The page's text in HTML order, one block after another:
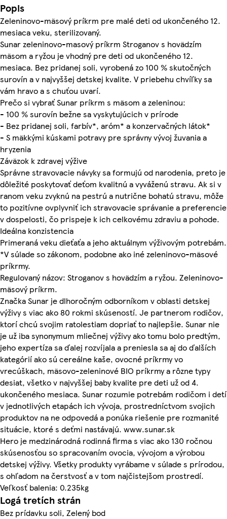
Popis
Zeleninovo-mäsový príkrm pre malé deti od ukončeného 12.
mesiaca veku, sterilizovaný.
Sunar zeleninovo-masový príkrm Stroganov s hovädzím
mäsom a ryžou je vhodný pre deti od ukončeného 12.
mesiaca. Bez pridanej soli, vyrobená zo 100 % skutočných
surovín a v najvyššej detskej kvalite. V priebehu chvíľky sa
vám hravo a s chuťou uvarí.
Prečo si vybrať Sunar príkrm s mäsom a zeleninou:
- 100 % surovín bežne sa vyskytujúcich v prírode
- Bez pridanej soli, farbív*, aróm* a konzervačných látok*
- S mäkkými kúskami potravy pre správny vývoj žuvania a
hryzenia
Záväzok k zdravej výžive
Správne stravovacie návyky sa formujú od narodenia, preto je
dôležité poskytovať deťom kvalitnú a vyváženú stravu. Ak si v
ranom veku zvyknú na pestrú a nutrične bohatú stravu, môže
to pozitívne ovplyvniť ich stravovacie správanie a preferencie
v dospelosti, čo prispeje k ich celkovému zdraviu a pohode.
Ideálna konzistencia
Primeraná veku dieťaťa a jeho aktuálnym výživovým potrebám.
*V súlade so zákonom, podobne ako iné zeleninovo-mäsové
príkrmy.
Regulovaný názov: Stroganov s hovädzím a ryžou. Zeleninovo-
mäsový príkrm.
Značka Sunar je dlhoročným odborníkom v oblasti detskej
výživy s viac ako 80 rokmi skúseností. Je partnerom rodičov,
ktorí chcú svojim ratolestiam dopriať to najlepšie. Sunar nie
je už iba synonymum mliečnej výživy ako tomu bolo predtým,
jeho expertíza sa ďalej rozvíjala a preniesla sa aj do ďalších
kategórií ako sú cereálne kaše, ovocné príkrmy vo
vrecúškach, mäsovo-zeleninové BIO príkrmy a rôzne typy
desiat, všetko v najvyššej baby kvalite pre deti už od 4.
ukončeného mesiaca. Sunar rozumie potrebám rodičom i detí
v jednotlivých etapách ich vývoja, prostredníctvom svojich
produktov na ne odpovedá a ponúka riešenie pre rozmanité
situácie, ktoré s deťmi nastávajú. www.sunar.sk
Hero je medzinárodná rodinná firma s viac ako 130 ročnou
skúsenosťou so spracovaním ovocia, vývojom a výrobou
detskej výživy. Všetky produkty vyrábame v súlade s prírodou,
s ohľadom na čerstvosť a v tom najčistejšom prostredí.
Veľkosť balenia: 0.235kg
Logá tretích strán
Bez prídavku soli, Zelený bod